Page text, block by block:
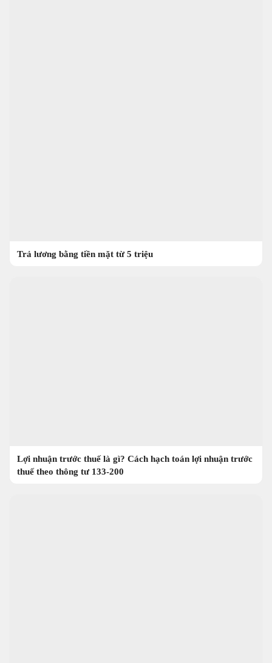
Trả lương bằng tiền mặt từ 5 triệu
Lợi nhuận trước thuế là gì? Cách hạch toán lợi nhuận trước
thuế theo thông tư 133-200